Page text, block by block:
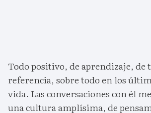
Todo positivo, de aprendizaje, de
referencia, sobre todo en los
vida. Las conversaciones con él
una cultura amplísima, de